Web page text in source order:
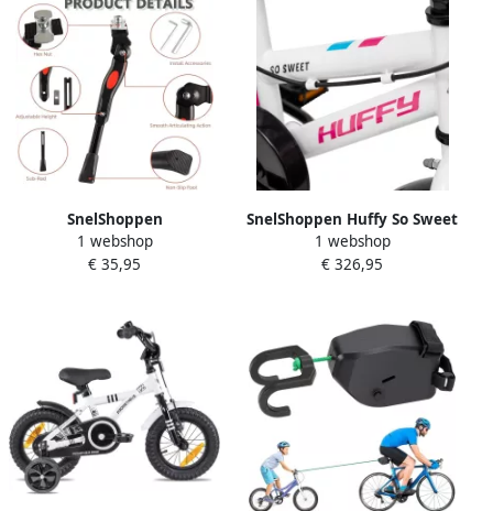
SnelShoppen
Fietsenstandaard voor 18-
20 Inch Kinderfiets Hoogte
Support Antislip Ideaal voor
Kindere
1 webshop
€ 35,95
SnelShoppen Huffy So Sweet
12 inch Kinderfiets Wit voor
3-5 Jaar Veilig Stijlvol
Kinderen Fiets voor Buiten
1 webshop
€ 326,95